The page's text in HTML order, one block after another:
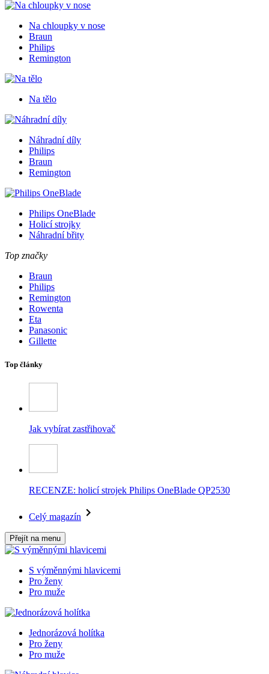
Na chloupky v nose
Braun
Philips
Remington
Na tělo
Náhradní díly
Philips
Braun
Remington
Philips OneBlade
Holicí strojky
Náhradní břity
Top značky
Braun
Philips
Remington
Rowenta
Eta
Panasonic
Gillette
Top články
Jak vybírat zastřihovač
RECENZE: holicí strojek Philips OneBlade QP2530
Celý magazín
Přejít na menu
S výměnnými hlavicemi
Pro ženy
Pro muže
Jednorázová holítka
Pro ženy
Pro muže